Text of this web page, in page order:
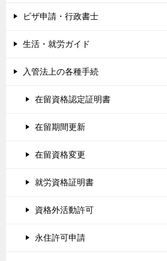
ビザ申請・行政書士
生活・就労ガイド
入管法上の各種手続
在留資格認定証明書
在留期間更新
在留資格変更
就労資格証明書
資格外活動許可
永住許可申請